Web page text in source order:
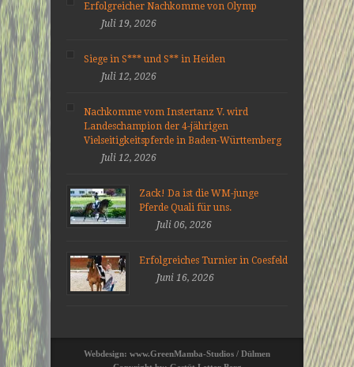
Erfolgreicher Nachkomme von Olymp
Juli 19, 2026
Siege in S*** und S** in Heiden
Juli 12, 2026
Nachkomme vom Instertanz V. wird
Landeschampion der 4-jährigen
Vielseitigkeitspferde in Baden-Württemberg
Juli 12, 2026
Zack! Da ist die WM-junge
Pferde Quali für uns.
Juli 06, 2026
Erfolgreiches Turnier in Coesfeld
Juni 16, 2026
Webdesign: www.GreenMamba-Studios / Dülmen